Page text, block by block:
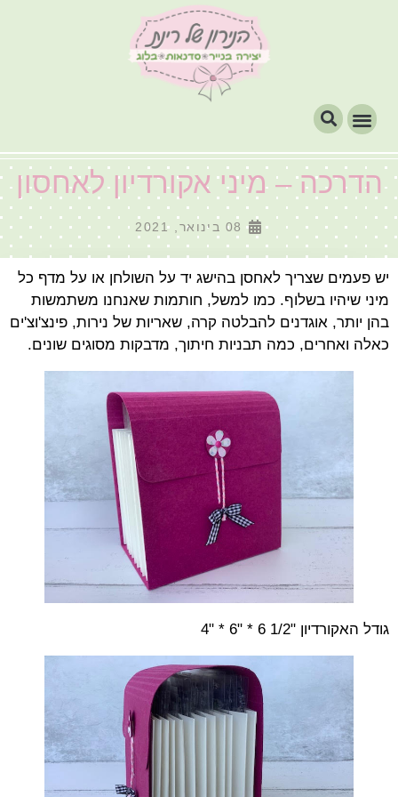
הדרכה – מיני אקורדיון לאחסון
08 בינואר, 2021
יש פעמים שצריך לאחסן בהישג יד על השולחן או על מדף כל
מיני שיהיו בשלוף. כמו למשל, חותמות שאנחנו משתמשות
בהן יותר, אוגדנים להבלטה קרה, שאריות של נירות, פינצ'וצ'ים
כאלה ואחרים, כמה תבניות חיתוך, מדבקות מסוגים שונים.
גודל האקורדיון "1/2 6 * "6 * "4